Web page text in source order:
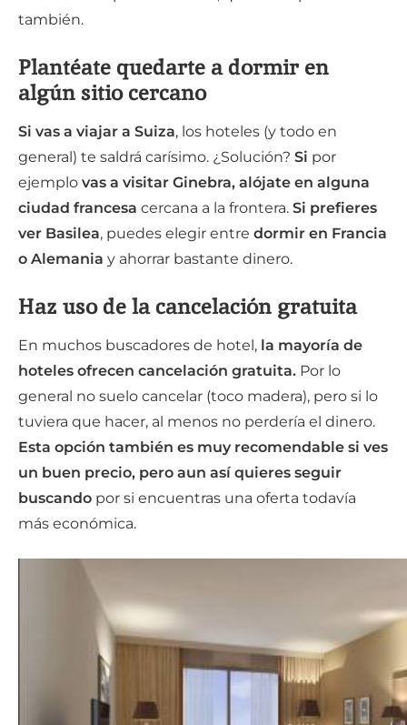
también.
Plantéate quedarte a dormir en
algún sitio cercano
Si vas a viajar a Suiza, los hoteles (y todo en
general) te saldrá carísimo. ¿Solución? Si por
ejemplo vas a visitar Ginebra, alójate en alguna
ciudad francesa cercana a la frontera. Si prefieres
ver Basilea, puedes elegir entre dormir en Francia
o Alemania y ahorrar bastante dinero.
Haz uso de la cancelación gratuita
En muchos buscadores de hotel, la mayoría de
hoteles ofrecen cancelación gratuita. Por lo
general no suelo cancelar (toco madera), pero si lo
tuviera que hacer, al menos no perdería el dinero.
Esta opción también es muy recomendable si ves
un buen precio, pero aun así quieres seguir
buscando por si encuentras una oferta todavía
más económica.